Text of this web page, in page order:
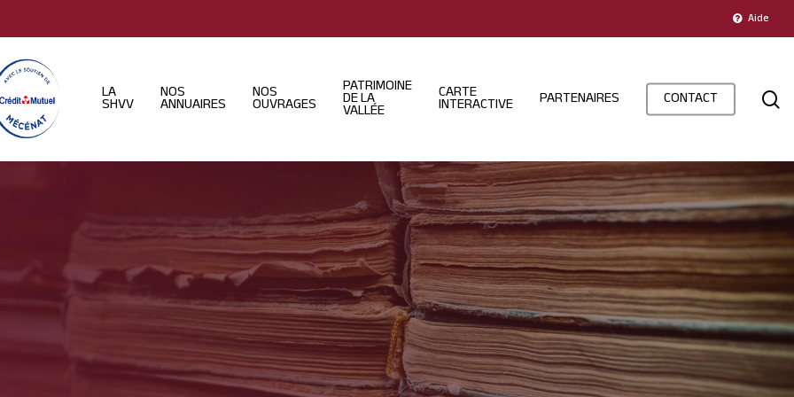
Aide
LA
SHVV
NOS
ANNUAIRES
NOS
OUVRAGES
PATRIMOINE
DE LA
VALLÉE
CARTE
INTERACTIVE PARTENAIRES CONTACT